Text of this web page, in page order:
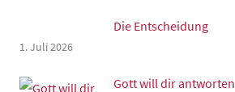
Die Entscheidung
1. Juli 2026
Gott will dir antworten